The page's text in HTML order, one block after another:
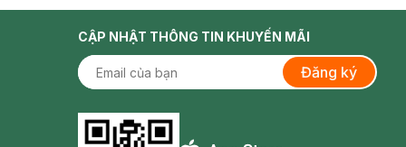
CẬP NHẬT THÔNG TIN KHUYẾN MÃI
Đăng ký